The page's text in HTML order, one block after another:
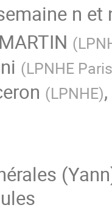
n et
(
(LPNHE Paris
(LPNHE),